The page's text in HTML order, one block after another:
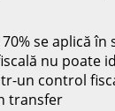
se aplică
nu poate
un control
transfer